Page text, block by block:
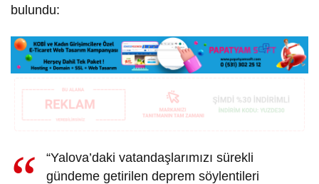
bulundu:
“Yalova’daki vatandaşlarımızı sürekli
gündeme getirilen deprem söylentileri